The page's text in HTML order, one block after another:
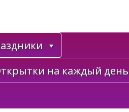
на каждый день